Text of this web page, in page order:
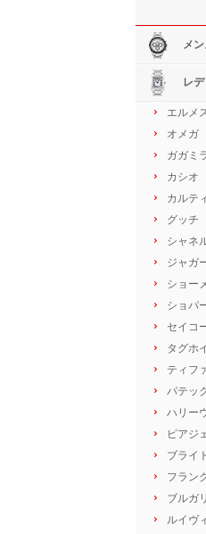
メ
レ
エルメ
オメガ
ガガミ
カシオ
カルテ
グッチ
シャネ
ジャガ
ショー
ショパ
セイコ
タグホ
ティフ
パテッ
ハリー
ピアジ
ブライ
フラン
ブルガリ
ルイヴ